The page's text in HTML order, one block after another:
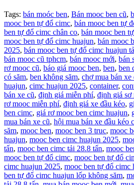
Tags: bán moóc ben, Bán mooc ben cũ,
mooc ben tự đổ cimc, bán mooc ben tự
ben tự đổ cimc chân co, bán mooc ben
mooc ben tự đổ cimc huajun, bán mooc
2025, bán mooc ben tự đổ cimc huajun
bán mooc cũ tphcm, bán mooc mới, bán
rơ mooc cũ, báo giá mooc ben, ben, ben
có săm, ben không săm, chợ mua bán xe
huajun, cimc huajun 2025, container,
bán xe cũ, định giá miễn phí, định giá sơ
rơ mooc miễn phí, định giá xe đầu kéo,
ben cimc, giá rơ mooc ben cimc huajun,
mua bán xe cũ, hội mua bán xe đầu kéo
săm, mooc ben, mooc ben 3 truc, mooc
huajun, mooc ben cimc huajun 2025,
tấn, mooc ben cimc tải 28.8 tấn, mooc
mooc ben tự đổ cimc, mooc ben tự đổ
cimc huajun 2025, mooc ben tự đổ cimc
ben tự đổ cimc huajun lốp không săm,